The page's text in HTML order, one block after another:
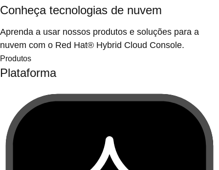
Conheça tecnologias de nuvem
Aprenda a usar nossos produtos e soluções para a
nuvem com o Red Hat® Hybrid Cloud Console.
Produtos
Plataforma